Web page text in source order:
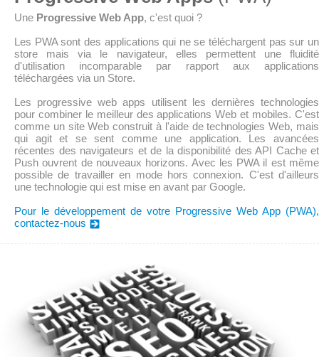
Une Progressive Web App, c'est quoi ?
Les PWA sont des applications qui ne se téléchargent pas sur un
store mais via le navigateur, elles permettent une fluidité
d'utilisation incomparable par rapport aux applications
téléchargées via un Store.
Les progressive web apps utilisent les dernières technologies
pour combiner le meilleur des applications Web et mobiles. C'est
comme un site Web construit à l'aide de technologies Web, mais
qui agit et se sent comme une application. Les avancées
récentes des navigateurs et de la disponibilité des API Cache et
Push ouvrent de nouveaux horizons. Avec les PWA il est même
possible de travailler en mode hors connexion. C'est d'ailleurs
une technologie qui est mise en avant par Google.
Pour le développement de votre Progressive Web App (PWA),
contactez-nous